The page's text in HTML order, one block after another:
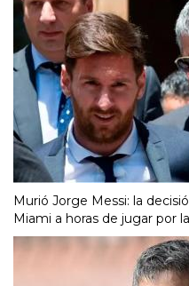
Murió Jorge Messi: la
Miami a horas de jugar por